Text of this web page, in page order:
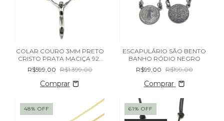
COLAR COURO 3MM PRETO
CRISTO PRATA MACIÇA 925
ESCOVADA
R$599,00 R$1.399,00
ESCAPULÁRIO SÃO BENTO
BANHO RÓDIO NEGRO
R$99,00 R$199,00
Comprar
48% OFF 61% OFF